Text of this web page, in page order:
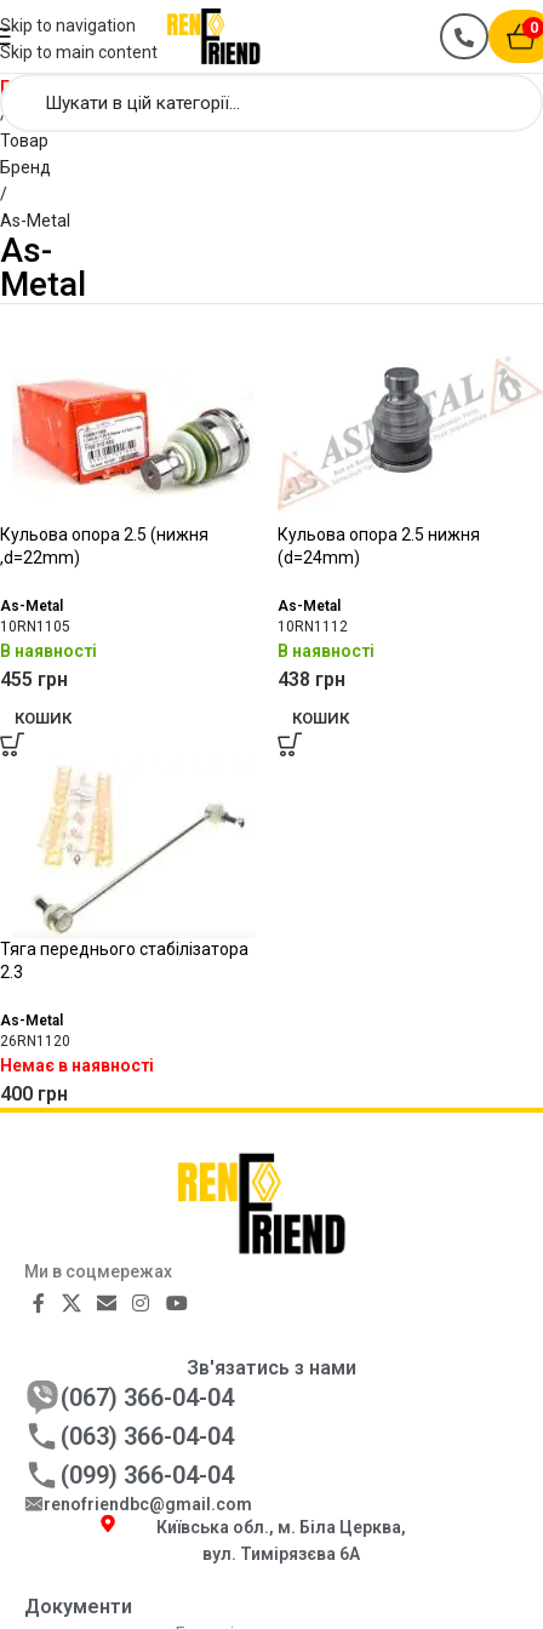
Skip to navigation
Skip to main content
0
Головна
Товар
Бренд
As-Metal
As-
Metal
Кульова опора 2.5 (нижня
,d=22mm)
As-Metal
10RN1105
В наявності
455 грн
КОШИК
Кульова опора 2.5 нижня
(d=24mm)
As-Metal
10RN1112
В наявності
438 грн
КОШИК
Тяга переднього стабілізатора
2.3
As-Metal
26RN1120
Немає в наявності
400 грн
Ми в соцмережах
Документи
Зв'язатись з нами
(067) 366-04-04
(063) 366-04-04
(099) 366-04-04
renofriendbc@gmail.com
Київська обл., м. Біла Церква,
вул. Тимірязєва 6А